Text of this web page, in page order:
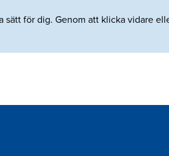
för dig. Genom att klicka vidare